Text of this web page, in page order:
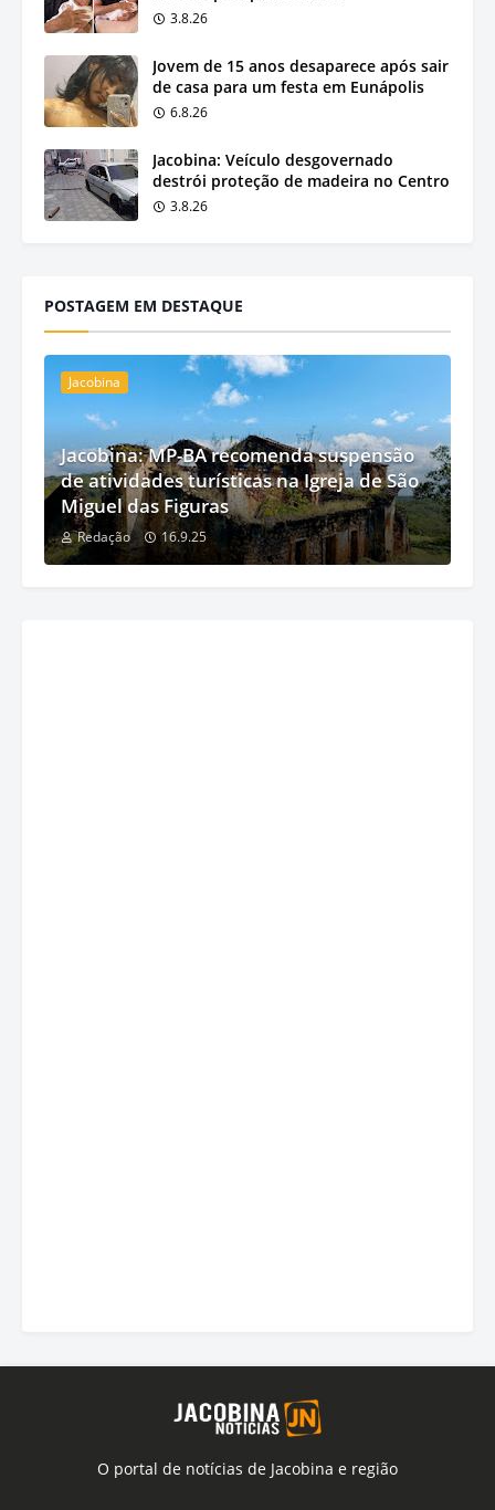
3.8.26
Jovem de 15 anos desaparece após sair
de casa para um festa em Eunápolis
6.8.26
Jacobina: Veículo desgovernado
destrói proteção de madeira no Centro
3.8.26
POSTAGEM EM DESTAQUE
Jacobina
Jacobina: MP-BA recomenda suspensão
de atividades turísticas na Igreja de São
Miguel das Figuras
Redação 16.9.25
O portal de notícias de Jacobina e região